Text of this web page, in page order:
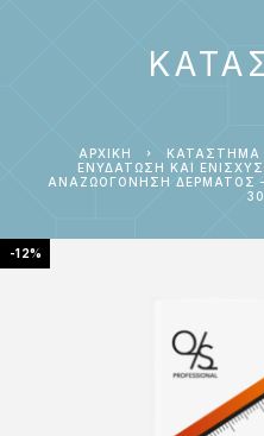
ΑΡΧΙΚΉ ΚΑΤΆΣΤΗΜΑ
ΕΝΥΔΆΤΩΣΗ ΚΑΙ
ΑΝΑΖΩΟΓΌΝΗΣΗ ΔΈΡΜΑΤΟΣ –
-12%